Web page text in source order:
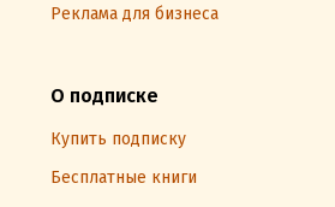
Реклама для бизнеса
О подписке
Купить подписку
Бесплатные книги